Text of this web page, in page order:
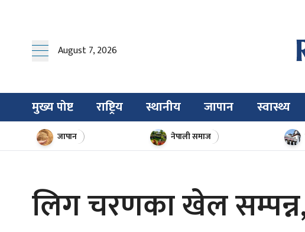
August 7, 2026
मुख्य पोष्ट राष्ट्रिय स्थानीय जापान स्वास्थ्य
जापान नेपाली समाज
लिग चरणका खेल